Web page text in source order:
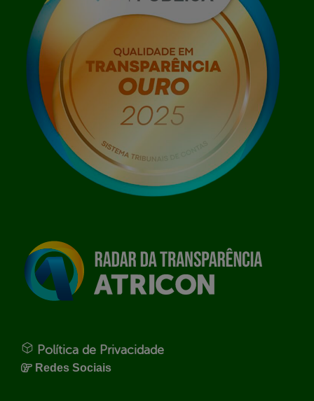
Política de Privacidade
Redes Sociais